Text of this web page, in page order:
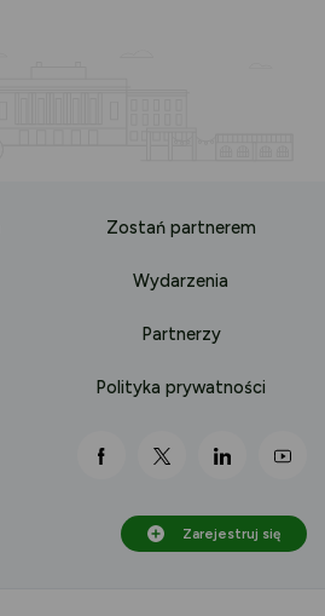
Zostań partnerem
Wydarzenia
Partnerzy
Polityka prywatności
link otwiera się nowej
link otwiera się
link
Zarejestruj się